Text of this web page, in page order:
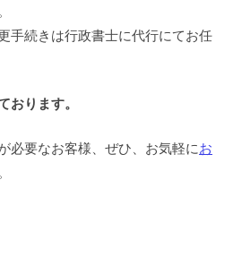
手続きは行政書士に代行にてお任
おります。
必要なお客様、ぜひ、お気軽にお